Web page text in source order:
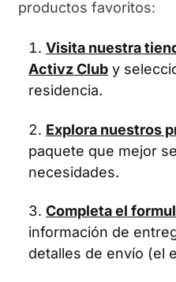
productos favoritos:
Visita nuestra
Activz Club y
residencia.
Explora nuestros
paquete que mejor
necesidades.
Completa el
información de
detalles de envío (el